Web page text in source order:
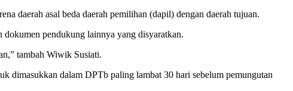
daerah asal beda daerah pemilihan (dapil) dengan daerah tujuan.
pendukung lainnya yang disyaratkan.
tambah Wiwik Susiati.
dimasukkan dalam DPTb paling lambat 30 hari sebelum pemungutan